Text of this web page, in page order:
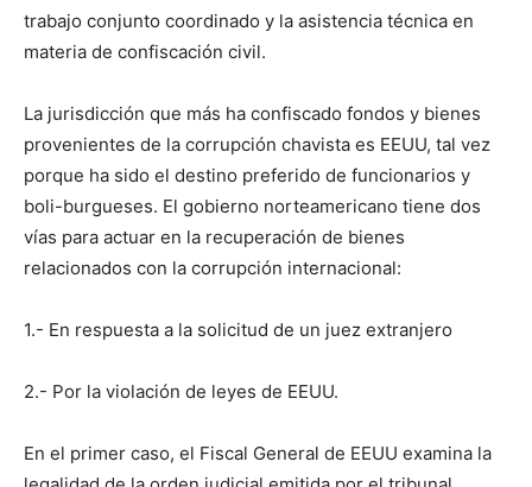
trabajo conjunto coordinado y la asistencia técnica en
materia de confiscación civil.
La jurisdicción que más ha confiscado fondos y bienes
provenientes de la corrupción chavista es EEUU, tal vez
porque ha sido el destino preferido de funcionarios y
boli-burgueses. El gobierno norteamericano tiene dos
vías para actuar en la recuperación de bienes
relacionados con la corrupción internacional:
1.- En respuesta a la solicitud de un juez extranjero
2.- Por la violación de leyes de EEUU.
En el primer caso, el Fiscal General de EEUU examina la